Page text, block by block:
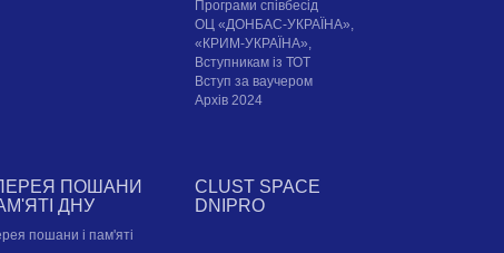
Програми співбесід
ОЦ «ДОНБАС-УКРАЇНА»,
«КРИМ-УКРАЇНА»,
Вступникам із ТОТ
Вступ за ваучером
Архів 2024
ПОШАНИ
ДНУ
пошани і пам'яті
CLUST SPACE
DNIPRO